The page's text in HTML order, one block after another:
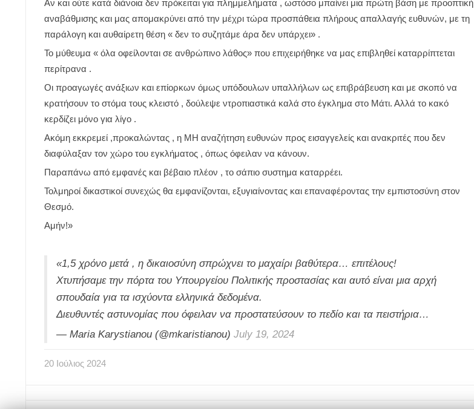
Αν και ούτε κατά διάνοια δεν πρόκειται για πλημμελήματα , ωστόσο μπαίνει μια πρώτη βάση με προοπτική
αναβάθμισης και μας απομακρύνει από την μέχρι τώρα προσπάθεια πλήρους απαλλαγής ευθυνών, με τη
παράλογη και αυθαίρετη θέση « δεν το συζητάμε άρα δεν υπάρχει» .
Το μύθευμα « όλα οφείλονται σε ανθρώπινο λάθος» που επιχειρήθηκε να μας επιβληθεί καταρρίπτεται
περίτρανα .
Οι προαγωγές ανάξιων και επίορκων όμως υπόδουλων υπαλλήλων ως επιβράβευση και με σκοπό να
κρατήσουν το στόμα τους κλειστό , δούλεψε ντροπιαστικά καλά στο έγκλημα στο Μάτι. Αλλά το κακό
κερδίζει μόνο για λίγο .
Ακόμη εκκρεμεί ,προκαλώντας , η ΜΗ αναζήτηση ευθυνών προς εισαγγελείς και ανακριτές που δεν
διαφύλαξαν τον χώρο του εγκλήματος , όπως όφειλαν να κάνουν.
Παραπάνω από εμφανές και βέβαιο πλέον , το σάπιο συστημα καταρρέει.
Τολμηροί δικαστικοί συνεχώς θα εμφανίζονται, εξυγιαίνοντας και επαναφέροντας την εμπιστοσύνη στον
Θεσμό.
Αμήν!»
«1,5 χρόνο μετά , η δικαιοσύνη σπρώχνει το μαχαίρι βαθύτερα… επιτέλους!
Χτυπήσαμε την πόρτα του Υπουργείου Πολιτικής προστασίας και αυτό είναι μια αρχή
σπουδαία για τα ισχύοντα ελληνικά δεδομένα.
Διευθυντές αστυνομίας που όφειλαν να προστατεύσουν το πεδίο και τα πειστήρια…
— Maria Karystianou (@mkaristianou) July 19, 2024
20 Ιούλιος 2024